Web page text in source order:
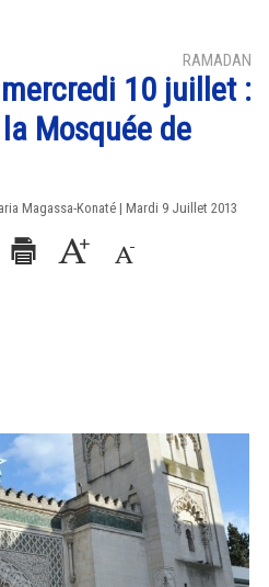
RAMADAN
10 juillet :
Mosquée de
Magassa-Konaté | Mardi 9 Juillet 2013